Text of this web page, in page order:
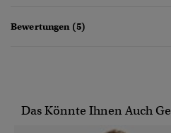
Bewertungen (5)
Das Könnte Ihnen Auch